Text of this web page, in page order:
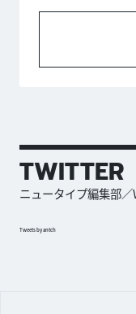
TWITTER
ニュータイプ編集部
Tweets by antch